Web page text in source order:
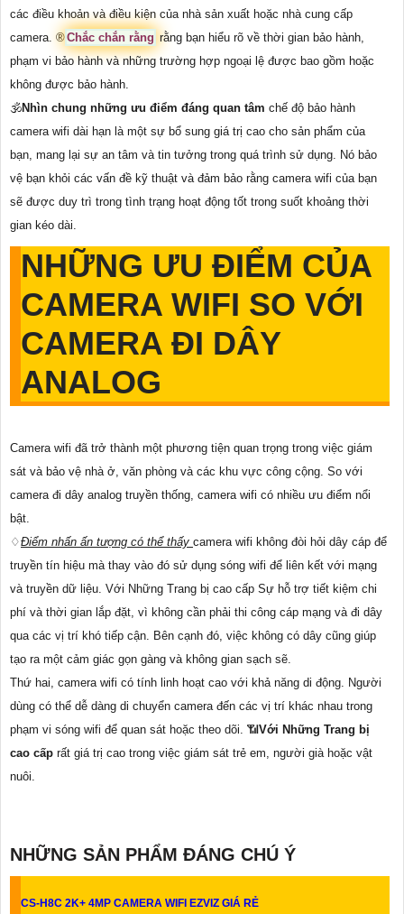
các điều khoản và điều kiện của nhà sản xuất hoặc nhà cung cấp
camera. ®️Chắc chắn rằng rằng bạn hiểu rõ về thời gian bảo hành,
phạm vi bảo hành và những trường hợp ngoại lệ được bao gồm hoặc
không được bảo hành.
🕉️Nhìn chung những ưu điểm đáng quan tâm chế độ bảo hành
camera wifi dài hạn là một sự bổ sung giá trị cao cho sản phẩm của
bạn, mang lại sự an tâm và tin tưởng trong quá trình sử dụng. Nó bảo
vệ bạn khỏi các vấn đề kỹ thuật và đảm bảo rằng camera wifi của bạn
sẽ được duy trì trong tình trạng hoạt động tốt trong suốt khoảng thời
gian kéo dài.
NHỮNG ƯU ĐIỂM CỦA
CAMERA WIFI SO VỚI
CAMERA ĐI DÂY
ANALOG
Camera wifi đã trở thành một phương tiện quan trọng trong việc giám
sát và bảo vệ nhà ở, văn phòng và các khu vực công cộng. So với
camera đi dây analog truyền thống, camera wifi có nhiều ưu điểm nổi
bật.
♢Điểm nhấn ấn tượng có thể thấy camera wifi không đòi hỏi dây cáp để
truyền tín hiệu mà thay vào đó sử dụng sóng wifi để liên kết với mạng
và truyền dữ liệu. Với Những Trang bị cao cấp Sự hỗ trợ tiết kiệm chi
phí và thời gian lắp đặt, vì không cần phải thi công cáp mạng và đi dây
qua các vị trí khó tiếp cận. Bên cạnh đó, việc không có dây cũng giúp
tạo ra một cảm giác gọn gàng và không gian sạch sẽ.
Thứ hai, camera wifi có tính linh hoạt cao với khả năng di động. Người
dùng có thể dễ dàng di chuyển camera đến các vị trí khác nhau trong
phạm vi sóng wifi để quan sát hoặc theo dõi. 📶Với Những Trang bị
cao cấp rất giá trị cao trong việc giám sát trẻ em, người già hoặc vật
nuôi.
NHỮNG SẢN PHẨM ĐÁNG CHÚ Ý
CS-H8C 2K+ 4MP CAMERA WIFI EZVIZ GIÁ RẺ